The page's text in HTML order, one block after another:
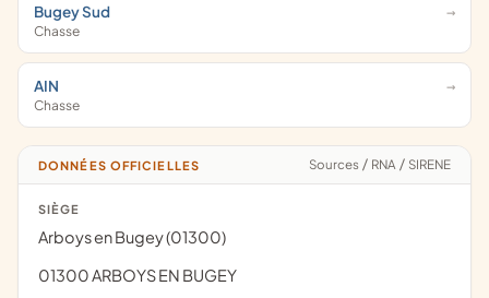
Bugey Sud
Chasse
AIN
Chasse
DONNÉES OFFICIELLES Sources / RNA / SIRENE
SIÈGE
Arboys en Bugey (01300)
01300 ARBOYS EN BUGEY